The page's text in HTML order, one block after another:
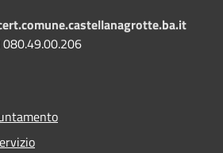
080.49.00.206